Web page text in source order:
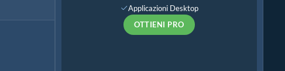
Applicazioni Desktop
OTTIENI PRO